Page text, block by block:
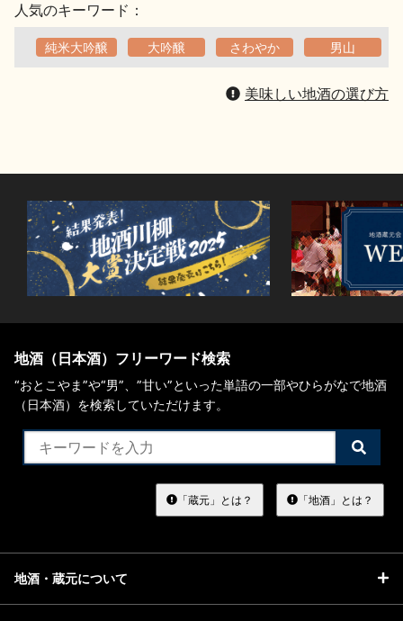
人気のキーワード：
純米大吟醸 大吟醸 さわやか 男山
美味しい地酒の選び方
地酒（日本酒）フリーワード検索
“おとこやま”や“男”、”甘い”といった単語の一部やひらがなで地酒
（日本酒）を検索していただけます。
検
索
る
「蔵元」とは？ 「地酒」とは？
地酒・蔵元について